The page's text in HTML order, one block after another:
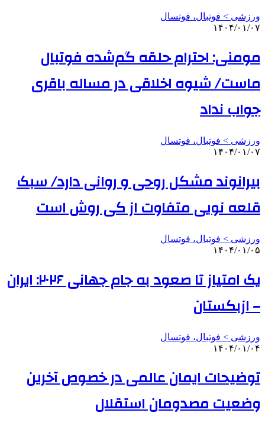
ورزشی > فوتبال، فوتسال
۱۴۰۴/۰۱/۰۷
مومنی: احترام حلقه گم‌شده فوتبال
ماست/ شیوه اخلاقی در مساله باقری
جواب نداد
ورزشی > فوتبال، فوتسال
۱۴۰۴/۰۱/۰۷
بیرانوند مشکل روحی و روانی دارد/ سبک
قلعه نویی متفاوت از کی روش است
ورزشی > فوتبال، فوتسال
۱۴۰۴/۰۱/۰۵
یک امتیاز تا صعود به جام جهانی ۲۰۲۶: ایران
– ازبکستان
ورزشی > فوتبال، فوتسال
۱۴۰۴/۰۱/۰۴
توضیحات ایمان عالمی در خصوص آخرین
وضعیت مصدومان استقلال